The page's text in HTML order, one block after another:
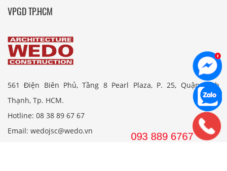
VPGD TP.HCM
561 Điện Biên Phủ, Tầng 8 Pearl Plaza, P. 25, Quận Bình
Thạnh, Tp. HCM.
Hotline: 08 38 89 67 67
Email: wedojsc@wedo.vn